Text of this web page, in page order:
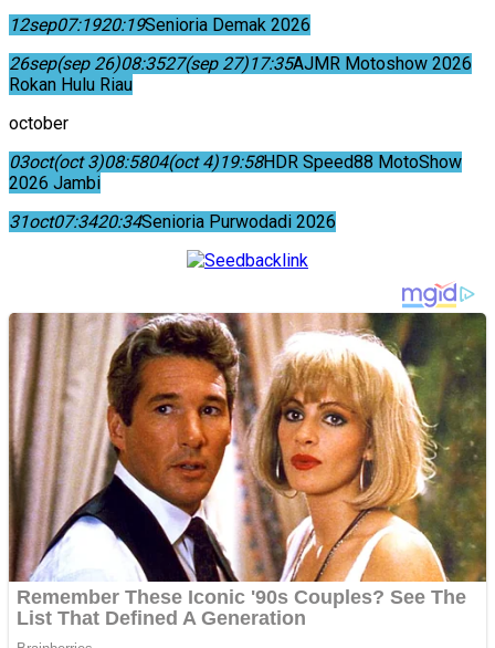
12sep07:1920:19Senioria Demak 2026
26sep(sep 26)08:3527(sep 27)17:35AJMR Motoshow 2026
Rokan Hulu Riau
october
03oct(oct 3)08:5804(oct 4)19:58HDR Speed88 MotoShow
2026 Jambi
31oct07:3420:34Senioria Purwodadi 2026